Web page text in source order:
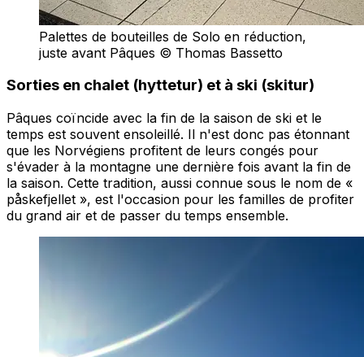
Palettes de bouteilles de Solo en réduction,
juste avant Pâques © Thomas Bassetto
Sorties en chalet (hyttetur) et à ski (skitur)
Pâques coïncide avec la fin de la saison de ski et le
temps est souvent ensoleillé. Il n'est donc pas étonnant
que les Norvégiens profitent de leurs congés pour
s'évader à la montagne une dernière fois avant la fin de
la saison. Cette tradition, aussi connue sous le nom de «
påskefjellet », est l'occasion pour les familles de profiter
du grand air et de passer du temps ensemble.